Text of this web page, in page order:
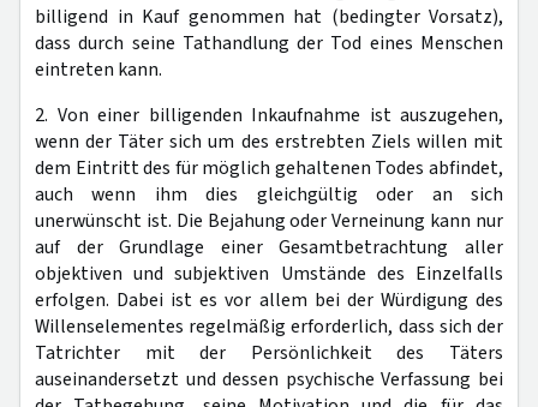
billigend in Kauf genommen hat (bedingter Vorsatz),
dass durch seine Tathandlung der Tod eines Menschen
eintreten kann.
2. Von einer billigenden Inkaufnahme ist auszugehen,
wenn der Täter sich um des erstrebten Ziels willen mit
dem Eintritt des für möglich gehaltenen Todes abfindet,
auch wenn ihm dies gleichgültig oder an sich
unerwünscht ist. Die Bejahung oder Verneinung kann nur
auf der Grundlage einer Gesamtbetrachtung aller
objektiven und subjektiven Umstände des Einzelfalls
erfolgen. Dabei ist es vor allem bei der Würdigung des
Willenselementes regelmäßig erforderlich, dass sich der
Tatrichter mit der Persönlichkeit des Täters
auseinandersetzt und dessen psychische Verfassung bei